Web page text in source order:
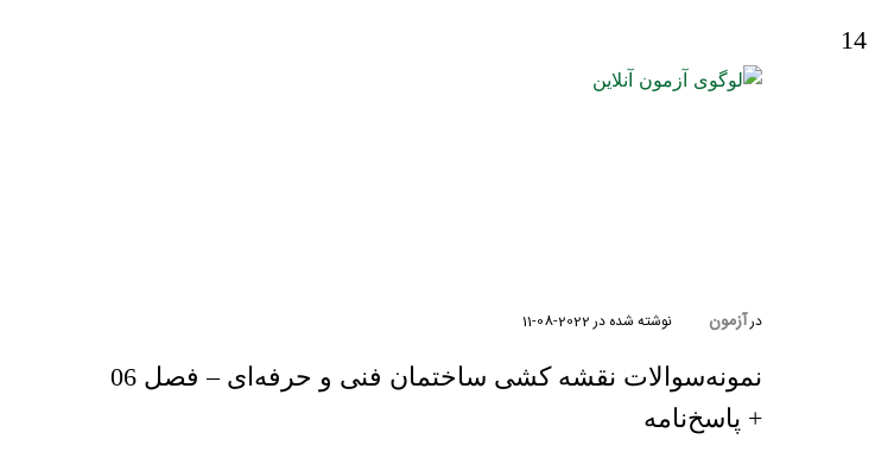
نمونه‌سوالات نقشه کشی ساختمان فنی و حرفه‌ای – فصل 14
درآزمون نوشته شده در 2022-08-11
نمونه‌سوالات نقشه کشی ساختمان فنی و حرفه‌ای – فصل 06
+ پاسخ‌نامه